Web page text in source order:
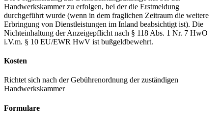
Handwerkskammer zu erfolgen, bei der die Erstmeldung
durchgeführt wurde (wenn in dem fraglichen Zeitraum die weitere
Erbringung von Dienstleistungen im Inland beabsichtigt ist). Die
Nichteinhaltung der Anzeigepflicht nach § 118 Abs. 1 Nr. 7 HwO
i.V.m. § 10 EU/EWR HwV ist bußgeldbewehrt.
Kosten
Richtet sich nach der Gebührenordnung der zuständigen
Handwerkskammer
Formulare